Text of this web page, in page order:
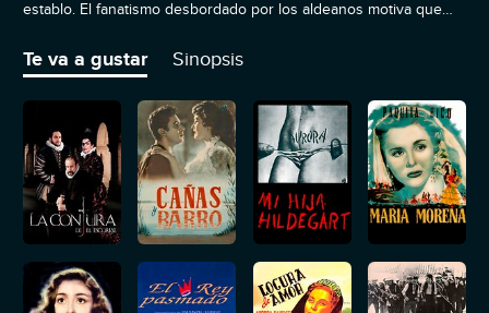
establo. El fanatismo desbordado por los aldeanos motiva que
Te va a gustar Sinopsis